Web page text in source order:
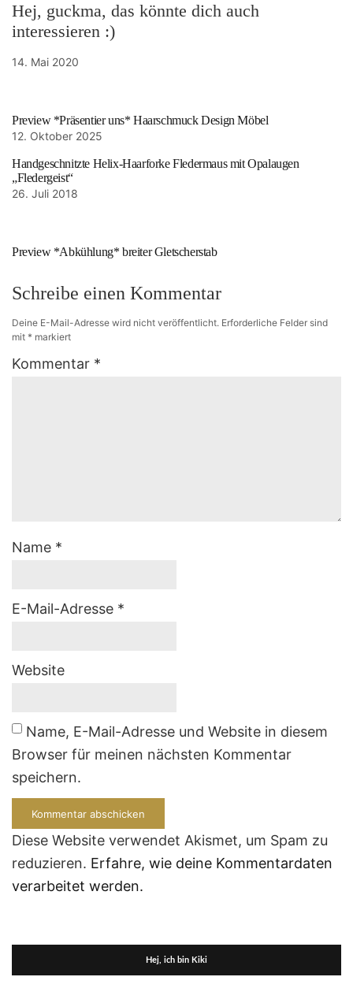
Hej, guckma, das könnte dich auch
interessieren :)
14. Mai 2020
Preview *Präsentier uns* Haarschmuck Design Möbel
12. Oktober 2025
Handgeschnitzte Helix-Haarforke Fledermaus mit Opalaugen
„Fledergeist“
26. Juli 2018
Preview *Abkühlung* breiter Gletscherstab
Schreibe einen Kommentar
Deine E-Mail-Adresse wird nicht veröffentlicht. Erforderliche Felder sind
mit * markiert
Kommentar *
Name *
E-Mail-Adresse *
Website
Name, E-Mail-Adresse und Website in diesem
Browser für meinen nächsten Kommentar
speichern.
Diese Website verwendet Akismet, um Spam zu
reduzieren. Erfahre, wie deine Kommentardaten
verarbeitet werden.
Hej, ich bin Kiki